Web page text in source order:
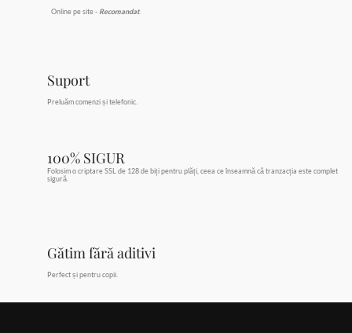
Online pe site - Recomandat.
Suport
Preluăm comenzi și telefonic.
100% SIGUR
Folosim o criptare SSL de 128 de biți pentru plăți, ceea ce înseamnă că tranzacția este complet
sigură.
Gătim fără aditivi
Perfect și pentru copii.